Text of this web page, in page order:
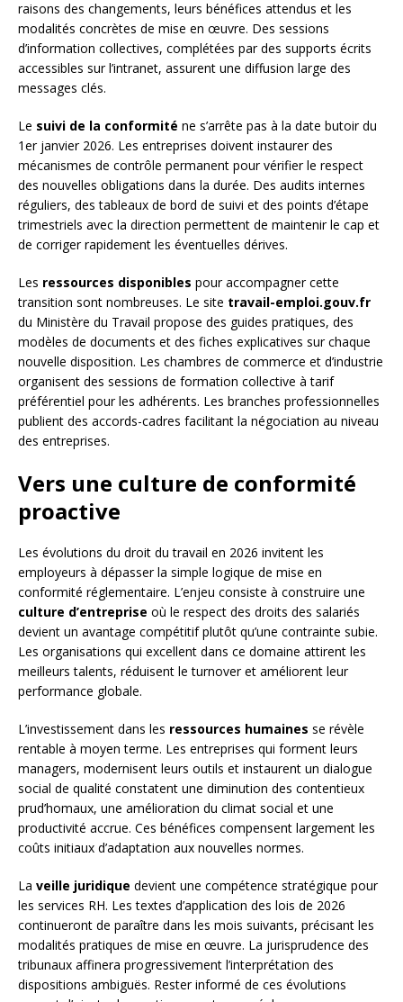
raisons des changements, leurs bénéfices attendus et les
modalités concrètes de mise en œuvre. Des sessions
d’information collectives, complétées par des supports écrits
accessibles sur l’intranet, assurent une diffusion large des
messages clés.
Le suivi de la conformité ne s’arrête pas à la date butoir du
1er janvier 2026. Les entreprises doivent instaurer des
mécanismes de contrôle permanent pour vérifier le respect
des nouvelles obligations dans la durée. Des audits internes
réguliers, des tableaux de bord de suivi et des points d’étape
trimestriels avec la direction permettent de maintenir le cap et
de corriger rapidement les éventuelles dérives.
Les ressources disponibles pour accompagner cette
transition sont nombreuses. Le site travail-emploi.gouv.fr
du Ministère du Travail propose des guides pratiques, des
modèles de documents et des fiches explicatives sur chaque
nouvelle disposition. Les chambres de commerce et d’industrie
organisent des sessions de formation collective à tarif
préférentiel pour les adhérents. Les branches professionnelles
publient des accords-cadres facilitant la négociation au niveau
des entreprises.
Vers une culture de conformité
proactive
Les évolutions du droit du travail en 2026 invitent les
employeurs à dépasser la simple logique de mise en
conformité réglementaire. L’enjeu consiste à construire une
culture d’entreprise où le respect des droits des salariés
devient un avantage compétitif plutôt qu’une contrainte subie.
Les organisations qui excellent dans ce domaine attirent les
meilleurs talents, réduisent le turnover et améliorent leur
performance globale.
L’investissement dans les ressources humaines se révèle
rentable à moyen terme. Les entreprises qui forment leurs
managers, modernisent leurs outils et instaurent un dialogue
social de qualité constatent une diminution des contentieux
prud’homaux, une amélioration du climat social et une
productivité accrue. Ces bénéfices compensent largement les
coûts initiaux d’adaptation aux nouvelles normes.
La veille juridique devient une compétence stratégique pour
les services RH. Les textes d’application des lois de 2026
continueront de paraître dans les mois suivants, précisant les
modalités pratiques de mise en œuvre. La jurisprudence des
tribunaux affinera progressivement l’interprétation des
dispositions ambiguës. Rester informé de ces évolutions